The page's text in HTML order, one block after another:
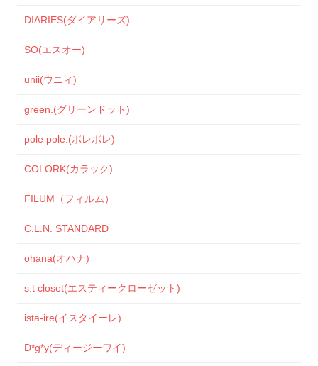
DIARIES(ダイアリーズ)
SO(エスオー)
unii(ウニィ)
green.(グリーンドット)
pole pole.(ポレポレ)
COLORK(カラック)
FILUM（フィルム）
C.L.N. STANDARD
ohana(オハナ)
s.t closet(エスティークローゼット)
ista-ire(イスタイーレ)
D*g*y(ディージーワイ)